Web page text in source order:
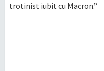
trotinist iubit cu Macron.”